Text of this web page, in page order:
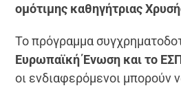
ομότιμης καθηγήτριας
Το πρόγραμμα
Ευρωπαϊκή Ένωση και το
οι ενδιαφερόμενοι μπορούν